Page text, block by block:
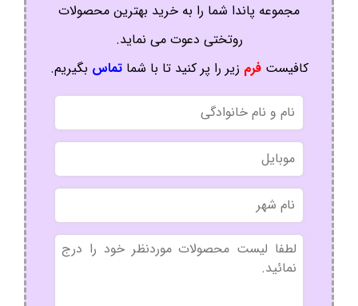
مجموعه پاندا شما را به خرید بهترین محصولات
روتختی دعوت می نماید.
کافیستفرم زیر را پر کنید تا با شماتماس بگیریم.
نام
و
نام
خانوادگی
موبایل
نام
شهر
بدون
عنوان